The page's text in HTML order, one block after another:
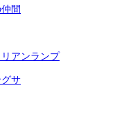
間
アンランプ
サ